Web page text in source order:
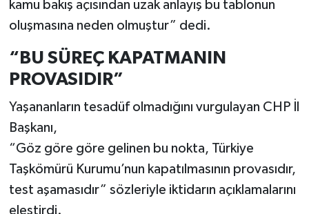
kamu bakış açısından uzak anlayış bu tablonun
oluşmasına neden olmuştur” dedi.
“BU SÜREÇ KAPATMANIN
PROVASIDIR”
Yaşananların tesadüf olmadığını vurgulayan CHP İl
Başkanı,
“Göz göre göre gelinen bu nokta, Türkiye
Taşkömürü Kurumu’nun kapatılmasının provasıdır,
test aşamasıdır” sözleriyle iktidarın açıklamalarını
eleştirdi.